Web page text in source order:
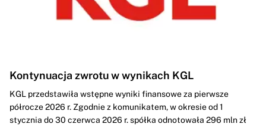
Kontynuacja zwrotu w wynikach KGL
KGL przedstawiła wstępne wyniki finansowe za pierwsze
półrocze 2026 r. Zgodnie z komunikatem, w okresie od 1
stycznia do 30 czerwca 2026 r. spółka odnotowała 296 mln zł